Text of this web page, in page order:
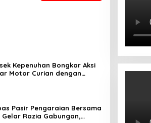
Kepenuhan Bongkar Aksi
Motor Curian dengan
Pasir Pengaraian Bersama
Gelar Razia Gabungan,